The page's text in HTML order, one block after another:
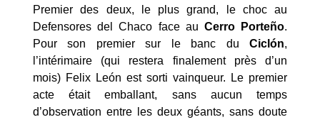
Premier des deux, le plus grand, le choc au
Defensores del Chaco face au Cerro Porteño.
Pour son premier sur le banc du Ciclón,
l’intérimaire (qui restera finalement près d’un
mois) Felix León est sorti vainqueur. Le premier
acte était emballant, sans aucun temps
d’observation entre les deux géants, sans doute